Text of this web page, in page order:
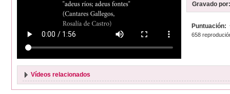
Gravado
Puntuación:
658
Vídeos relacionados